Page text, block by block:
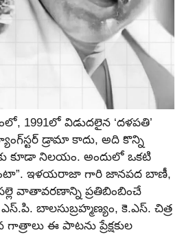
1991లో విడుదలైన ‘దళపతి’
డ్రామా కాదు, అది కొన్ని
కూడా నిలయం. అందులో ఒకటి
ఇళయరాజా గారి జానపద బాణీ,
వాతావరణాన్ని ప్రతిబింబించే
బాలసుబ్రహ్మణ్యం, కె.ఎస్. చిత్ర
ఈ పాటను ప్రేక్షకుల